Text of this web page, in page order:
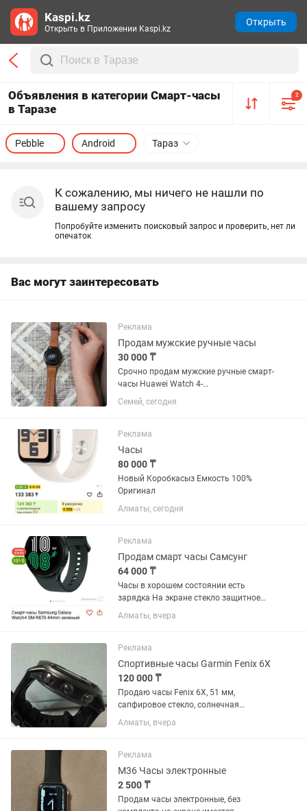
Объявления в категории Смарт-часы
в Таразе
2
Тараз
Pebble Android
К сожалению, мы ничего не нашли по
вашему запросу
Попробуйте изменить поисковый запрос и проверить, нет ли
опечаток
Вас могут заинтересовать
Реклама
Продам мужские ручные часы
30 000 ₸
Срочно продам мужские ручные смарт-
часы Huawei Watch 4-
F01.Водонепроницаемые,спортивные и
ударопрочные.В идеальном
.Предоставляю коробку и зарядку
Продам...
Семей, сегодня
Реклама
Часы
80 000 ₸
Новый Коробкасыз Емкость 100%
Оригинал
Алматы, сегодня
Реклама
Продам смарт часы Самсунг
64 000 ₸
Часы в хорошем состоянии есть
зарядка На экране стекло защитное
Работают отлично все функции есть
сообщение Календарь пульс покупали
Лежат без дело
Алматы, вчера
Реклама
Спортивные часы Garmin Fenix 6X
120 000 ₸
Продаю часы Fenix 6X, 51 мм,
сапфировое стекло, солнечная
батарея, титановый корпус, состояние
-отличное, никаких повреждений, заряд
Алматы, вчера
Реклама
M36 Часы электронные
2 500 ₸
Продам часы электронные, без
Kaspi.kz
Открыть в Приложении Kaspi.kz
Открыть